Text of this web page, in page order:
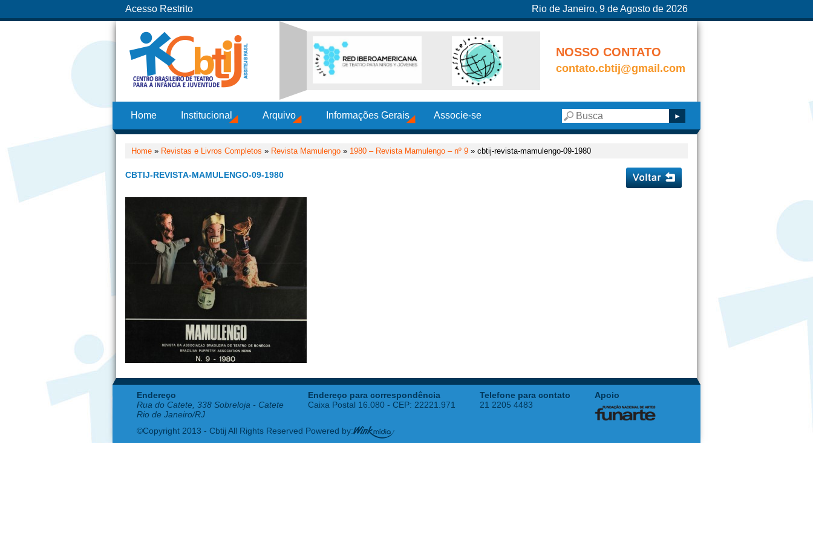
Acesso Restrito Rio de Janeiro, 9 de Agosto de 2026
NOSSO CONTATO
contato.cbtij@gmail.com
Home Institucional Arquivo Informações Gerais Associe-se
Home » Revistas e Livros Completos » Revista Mamulengo » 1980 – Revista Mamulengo – nº 9 » cbtij-revista-mamulengo-09-1980
CBTIJ-REVISTA-MAMULENGO-09-1980
Endereço
Rua do Catete, 338 Sobreloja - Catete
Rio de Janeiro/RJ
Endereço para correspondência
Caixa Postal 16.080 - CEP: 22221.971
Telefone para contato
21 2205 4483
Apoio
©Copyright 2013 - Cbtij All Rights Reserved Powered by: